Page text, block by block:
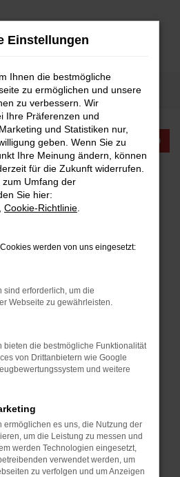
Fahrzeugangebote
KTW INTERNATIONAL
aufgetreten.
die dir helfen können:
Firewall und deine
zum Beispiel deine
wie Werbeblocker,
bestimmter Seiten
die Seite in einem
oder in einem privaten
Einstellungen
Ihnen die bestmögliche
zu ermöglichen und unsere
zu verbessern. Wir
Ihre Präferenzen und
und Statistiken nur,
geben. Wenn Sie zu
Ihre Meinung ändern, können
für die Zukunft widerrufen.
Umfang der
Sie hier:
Cookie-Richtlinie
werden von uns eingesetzt:
sind erforderlich, um die
Webseite zu gewährleisten.
bieten die bestmögliche Funktionalität
von Drittanbietern wie Google
und weitere
ermöglichen es uns, die Nutzung der
um die Leistung zu messen und
werden Technologien eingesetzt,
verwendet werden, um
zu verfolgen und um Anzeigen